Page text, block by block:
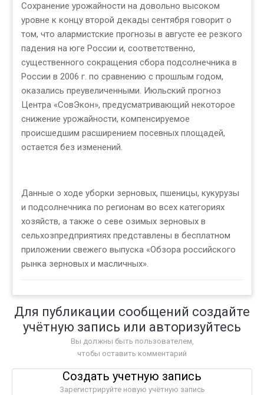
Сохранение урожайности на довольно высоком
уровне к концу второй декады сентября говорит о
том, что алармистские прогнозы в августе ее резкого
падения на юге России и, соответственно,
существенного сокращения сбора подсолнечника в
России в 2006 г. по сравнению с прошлым годом,
оказались преувеличенными. Июльский прогноз
Центра «СовЭкон», предусматривающий некоторое
снижение урожайности, компенсируемое
происшедшим расширением посевных площадей,
остается без изменений.
Данные о ходе уборки зерновых, пшеницы, кукурузы
и подсолнечника по регионам во всех категориях
хозяйств, а также о севе озимых зерновых в
сельхозпредприятиях представлены в бесплатном
приложении свежего выпуска «Обзора российского
рынка зерновых и масличных».
Для публикации сообщений создайте
учётную запись или авторизуйтесь
Вы должны быть пользователем,
чтобы оставить комментарий
Создать учетную запись
Зарегистрируйте новую учётную запись